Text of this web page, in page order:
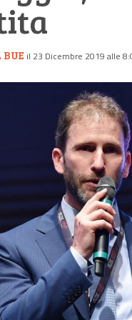
BUE il 23 Dicembre 2019 alle